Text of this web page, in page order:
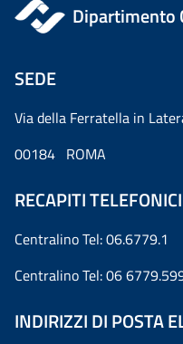
Dipartimento
SEDE
Via della Ferratella in
00184 ROMA
RECAPITI TELEFONICI
Centralino Tel: 06.6779.1
Centralino Tel: 06
INDIRIZZI DI POSTA